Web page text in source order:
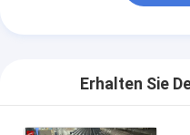
Erhalten Sie